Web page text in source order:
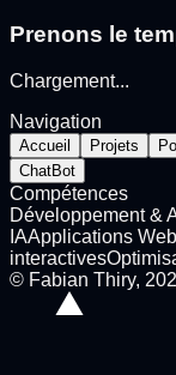
Prenons le
Chargement...
Navigation
Accueil Projets
ChatBot
Compétences
Développement &
IAApplications
interactives
© Fabian Thiry,